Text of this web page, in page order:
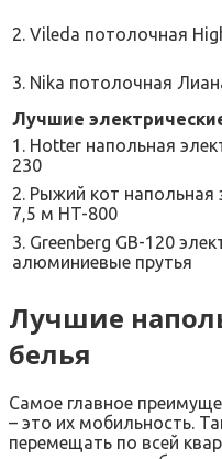
2. Vileda потолочная
3. Nika потолочная
Лучшие
1. Hotter напольная
230
2. Рыжий кот напольная
7,5 м HT-800
3. Greenberg GB-120
алюминиевые прутья
Лучшие
белья
Самое главное
– это их мобильность.
перемещать по всей